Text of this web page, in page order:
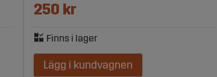
250 kr
Lägg i kundvagnen